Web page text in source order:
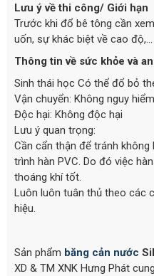
Lưu ý về thi công/ Giới hạn
Trước khi đổ bê tông cần
uốn, sự khác biệt về cao độ,…
Thông tin về sức khỏe và
Sinh thái học Có thể đổ bỏ
Vận chuyển: Không nguy hiểm
Độc hại: Không độc hại
Lưu ý quan trọng:
Cần cẩn thận để tránh
trình hàn PVC. Do đó việc
thoáng khí tốt.
Luôn luôn tuân thủ theo các
hiệu.
Sản phẩm băng cản nước
XD & TM XNK Hưng Phát